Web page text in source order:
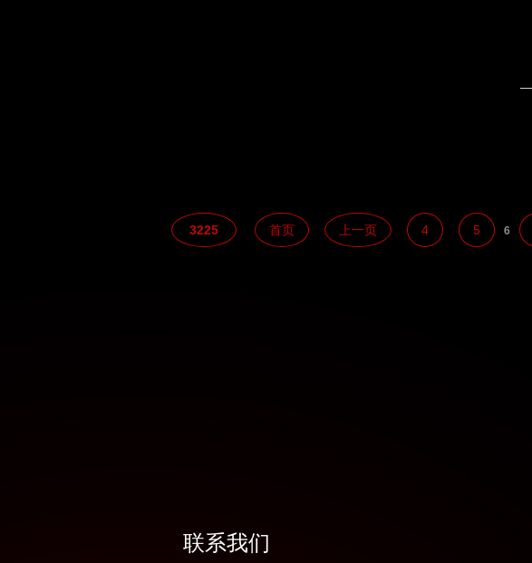
3225 首页 上一页 4 5 6
联系我们